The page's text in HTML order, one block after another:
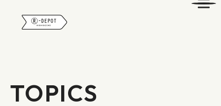
TOPICS